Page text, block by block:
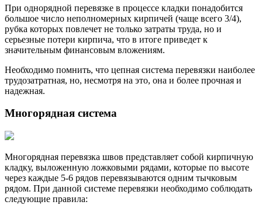
При однорядной перевязке в процессе кладки понадобится
большое число неполномерных кирпичей (чаще всего 3/4),
рубка которых повлечет не только затраты труда, но и
серьезные потери кирпича, что в итоге приведет к
значительным финансовым вложениям.
Необходимо помнить, что цепная система перевязки наиболее
трудозатратная, но, несмотря на это, она и более прочная и
надежная.
Многорядная система
Многорядная перевязка швов представляет собой кирпичную
кладку, выложенную ложковыми рядами, которые по высоте
через каждые 5-6 рядов перевязываются одним тычковым
рядом. При данной системе перевязки необходимо соблюдать
следующие правила: